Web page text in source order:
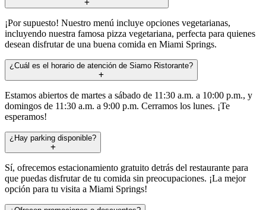
¡Por supuesto! Nuestro menú incluye opciones vegetarianas,
incluyendo nuestra famosa pizza vegetariana, perfecta para quienes
desean disfrutar de una buena comida en Miami Springs.
¿Cuál es el horario de atención de Siamo Ristorante?
Estamos abiertos de martes a sábado de 11:30 a.m. a 10:00 p.m., y
domingos de 11:30 a.m. a 9:00 p.m. Cerramos los lunes. ¡Te
esperamos!
¿Hay parking disponible?
Sí, ofrecemos estacionamiento gratuito detrás del restaurante para
que puedas disfrutar de tu comida sin preocupaciones. ¡La mejor
opción para tu visita a Miami Springs!